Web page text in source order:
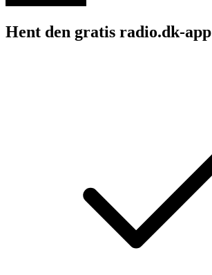
Hent den gratis radio.dk-app